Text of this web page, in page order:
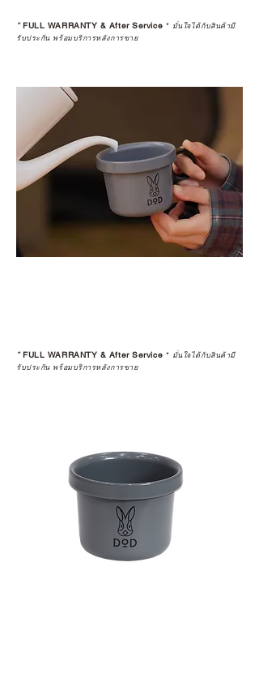
*FULL WARRANTY & After Service * มั่นใจได้กับสินค้ามี
รับประกัน พร้อมบริการหลังการขาย
*FULL WARRANTY & After Service * มั่นใจได้กับสินค้ามี
รับประกัน พร้อมบริการหลังการขาย